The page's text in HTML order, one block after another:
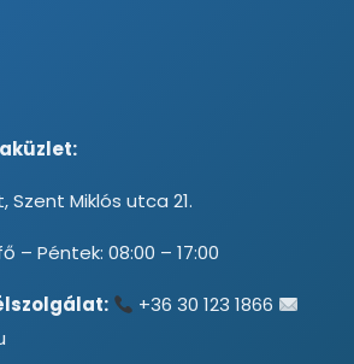
Szent Miklós utca 21.
– Péntek: 08:00 – 17:00
+36 30 123 1866